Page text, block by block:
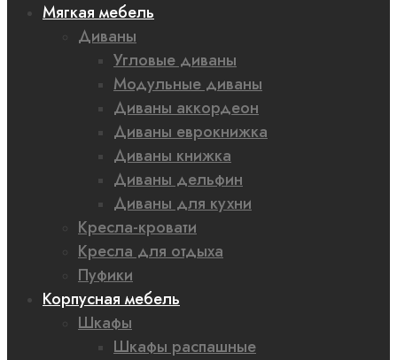
Мягкая мебель
Диваны
Угловые диваны
Модульные диваны
Диваны аккордеон
Диваны еврокнижка
Диваны книжка
Диваны дельфин
Диваны для кухни
Кресла-кровати
Кресла для отдыха
Пуфики
Корпусная мебель
Шкафы
Шкафы распашные